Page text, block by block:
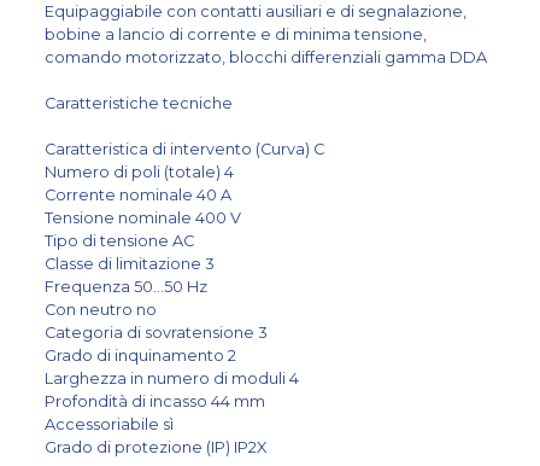
Equipaggiabile con contatti ausiliari e di segnalazione,
bobine a lancio di corrente e di minima tensione,
comando motorizzato, blocchi differenziali gamma DDA
Caratteristiche tecniche
Caratteristica di intervento (Curva) C
Numero di poli (totale) 4
Corrente nominale 40 A
Tensione nominale 400 V
Tipo di tensione AC
Classe di limitazione 3
Frequenza 50...50 Hz
Con neutro no
Categoria di sovratensione 3
Grado di inquinamento 2
Larghezza in numero di moduli 4
Profondità di incasso 44 mm
Accessoriabile sì
Grado di protezione (IP) IP2X